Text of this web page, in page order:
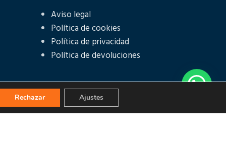
Aviso legal
Política de cookies
Política de privacidad
Política de devoluciones
Rechazar Ajustes